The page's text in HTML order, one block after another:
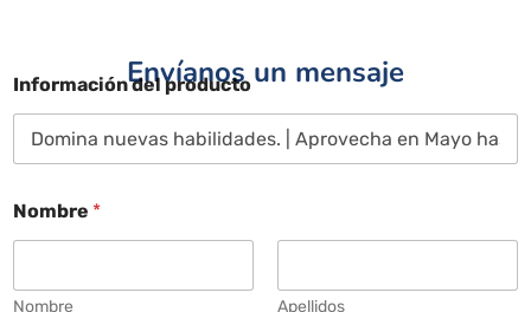
Envíanos un mensaje
Información del producto
Nombre *
Nombre Apellidos